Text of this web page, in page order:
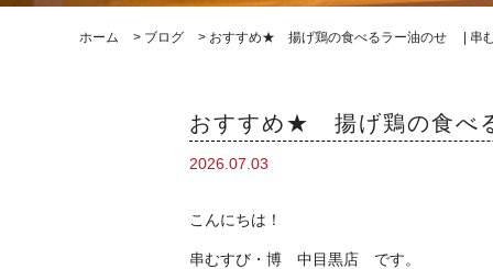
ホーム > ブログ > おすすめ★ 揚げ鶏の食べるラー油のせ | 串む
おすすめ★ 揚げ鶏の食べ
2026.07.03
こんにちは！
串むすび・博 中目黒店 です。